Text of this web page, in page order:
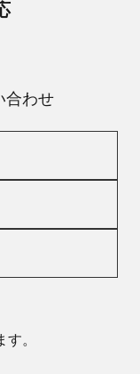
合わせ
。